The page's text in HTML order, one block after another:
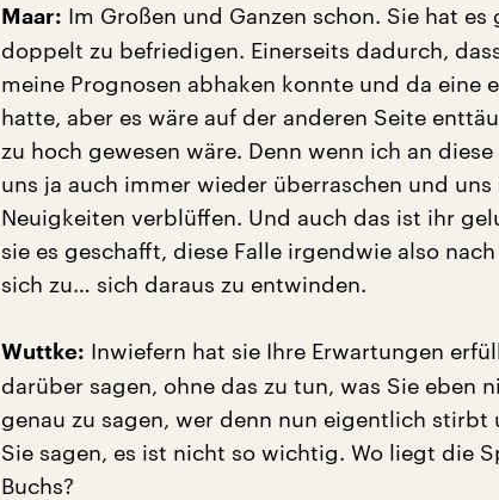
Maar: Im Großen und Ganzen schon. Sie hat
doppelt zu befriedigen. Einerseits dadurch,
meine Prognosen abhaken konnte und da eine
hatte, aber es wäre auf der anderen Seite
zu hoch gewesen wäre. Denn wenn ich an
uns ja auch immer wieder überraschen und
Neuigkeiten verblüffen. Und auch das ist ihr
sie es geschafft, diese Falle irgendwie also
sich zu… sich daraus zu entwinden.
Wuttke: Inwiefern hat sie Ihre Erwartungen
darüber sagen, ohne das zu tun, was Sie eben
genau zu sagen, wer denn nun eigentlich stirbt
Sie sagen, es ist nicht so wichtig. Wo liegt die
Buchs?